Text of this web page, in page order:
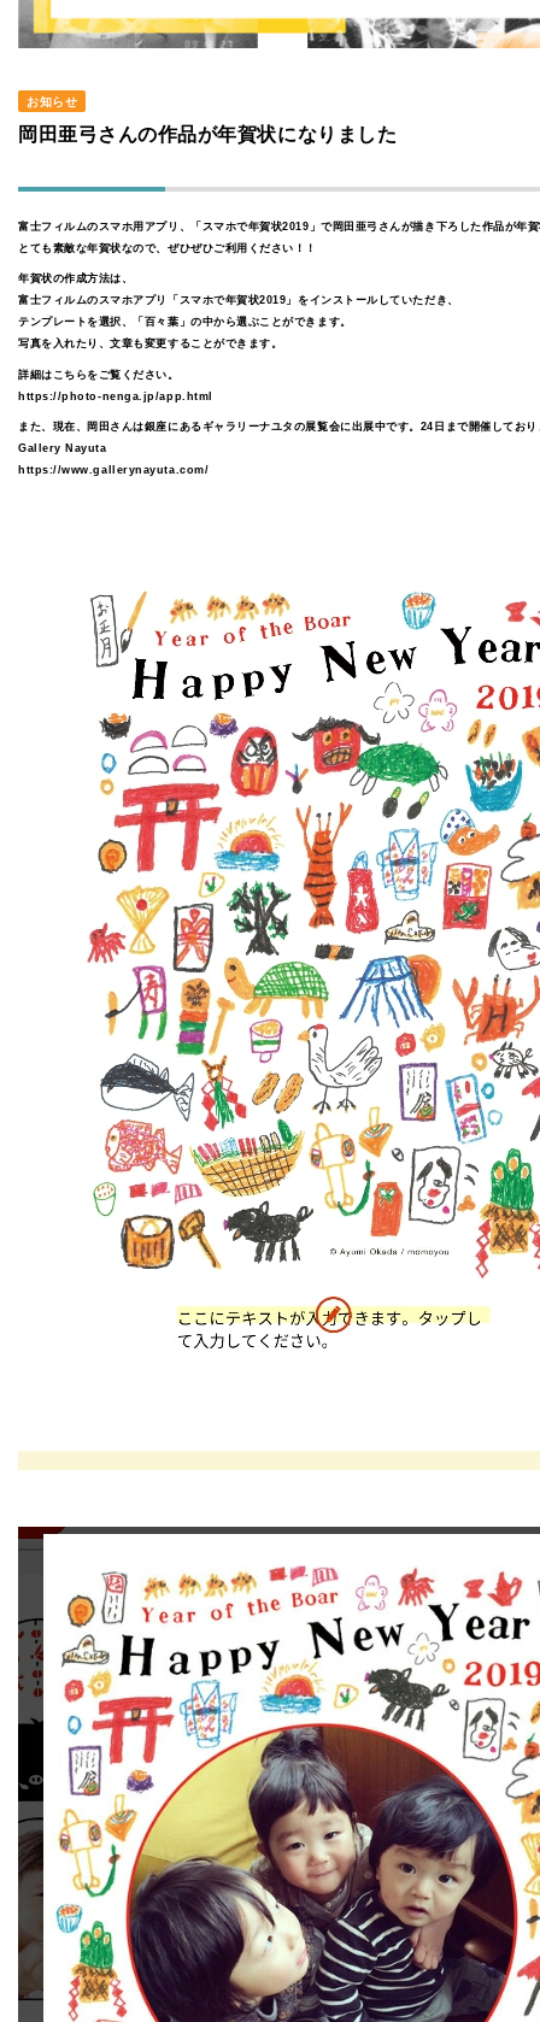
お知らせ
岡田亜弓さんの作品が年賀状になりました
富士フィルムのスマホ用アプリ、「スマホで年賀状2019」で岡田亜弓さんが描き下ろした作品が年
とても素敵な年賀状なので、ぜひぜひご利用ください！！
年賀状の作成方法は、
富士フィルムのスマホアプリ「スマホで年賀状2019」をインストールしていただき、
テンプレートを選択、「百々葉」の中から選ぶことができます。
写真を入れたり、文章も変更することができます。
詳細はこちらをご覧ください。
https://photo-nenga.jp/app.html
また、現在、岡田さんは銀座にあるギャラリーナユタの展覧会に出展中です。24日まで開催してお
Gallery Nayuta
https://www.gallerynayuta.com/